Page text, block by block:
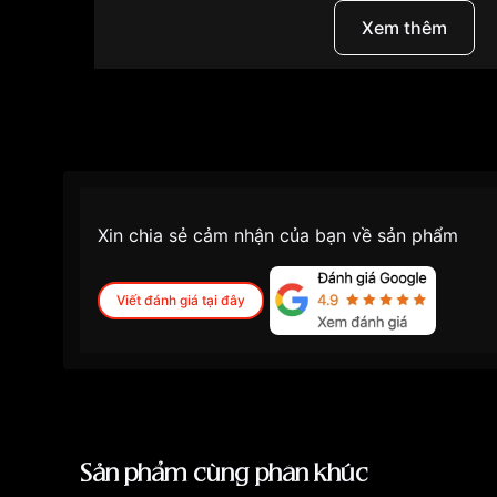
Xem thêm
Xin chia sẻ cảm nhận của bạn về sản phẩm
Viết đánh giá tại đây
Sản phẩm cùng phân khúc